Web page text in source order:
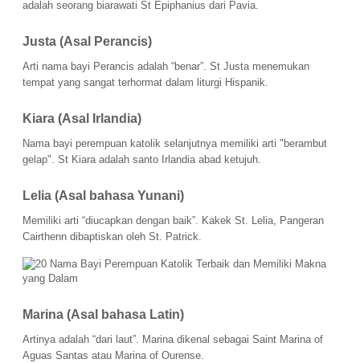
adalah seorang biarawati St Epiphanius dari Pavia.
Justa (Asal Perancis)
Arti nama bayi Perancis adalah “benar”. St Justa menemukan
tempat yang sangat terhormat dalam liturgi Hispanik.
Kiara (Asal Irlandia)
Nama bayi perempuan katolik selanjutnya memiliki arti "berambut
gelap". St Kiara adalah santo Irlandia abad ketujuh.
Lelia (Asal bahasa Yunani)
Memiliki arti “diucapkan dengan baik”. Kakek St. Lelia, Pangeran
Cairthenn dibaptiskan oleh St. Patrick.
Marina (Asal bahasa Latin)
Artinya adalah “dari laut”. Marina dikenal sebagai Saint Marina of
Aguas Santas atau Marina of Ourense.